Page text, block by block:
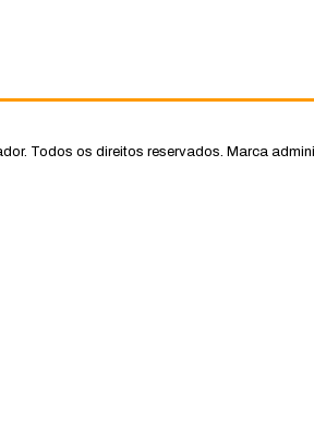
Todos os direitos reservados. Marca